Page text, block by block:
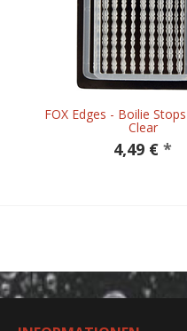
FOX Edges - Boilie
Clear
4,49 € *